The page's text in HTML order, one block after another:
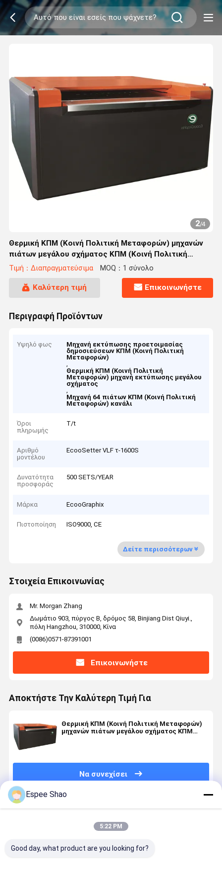
2/4
Θερμική ΚΠΜ (Κοινή Πολιτική Μεταφορών) μηχανών
πιάτων μεγάλου σχήματος ΚΠΜ (Κοινή Πολιτική
Μεταφορών) μηχανή εκτύπωσης προετοιμασίας
Τιμή：Διαπραγματεύσιμα MOQ：1 σύνολο
Καλύτερη τιμή Επικοινωνήστε
Περιγραφή Προϊόντων
Υψηλό φως
Μηχανή εκτύπωσης προετοιμασίας
δημοσιεύσεων ΚΠΜ (Κοινή Πολιτική
Μεταφορών)
,
Θερμική ΚΠΜ (Κοινή Πολιτική
Μεταφορών) μηχανή εκτύπωσης μεγάλου
σχήματος
,
Μηχανή 64 πιάτων ΚΠΜ (Κοινή Πολιτική
Μεταφορών) κανάλι
Όροι
πληρωμής
T/t
Αριθμό
μοντέλου
EcooSetter VLF τ-1600S
Δυνατότητα
προσφοράς
500 SETS/YEAR
Μάρκα EcooGraphix
Πιστοποίηση ISO9000, CE
Δείτε περισσότερων
Στοιχεία Επικοινωνίας
Mr. Morgan Zhang
Δωμάτιο 903, πύργος Β, δρόμος 58, Binjiang Dist Qiuyi.,
πόλη Hangzhou, 310000, Κίνα
(0086)0571-87391001
Επικοινωνήστε
Αποκτήστε Την Καλύτερη Τιμή Για
Θερμική ΚΠΜ (Κοινή Πολιτική Μεταφορών)
μηχανών πιάτων μεγάλου σχήματος ΚΠΜ
Να συνεχίσει
Συνιστώμενα Προϊόντα
Espee Shao
5:22 PM
Good day, what product are you looking for?